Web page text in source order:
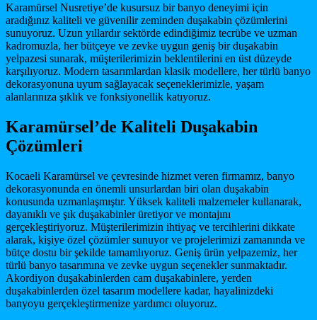
Karamürsel Nusretiye’de kusursuz bir banyo deneyimi için
aradığınız kaliteli ve güvenilir zeminden duşakabin çözümlerini
sunuyoruz. Uzun yıllardır sektörde edindiğimiz tecrübe ve uzman
kadromuzla, her bütçeye ve zevke uygun geniş bir duşakabin
yelpazesi sunarak, müşterilerimizin beklentilerini en üst düzeyde
karşılıyoruz. Modern tasarımlardan klasik modellere, her türlü banyo
dekorasyonuna uyum sağlayacak seçeneklerimizle, yaşam
alanlarınıza şıklık ve fonksiyonellik katıyoruz.
Karamürsel’de Kaliteli Duşakabin
Çözümleri
Kocaeli Karamürsel ve çevresinde hizmet veren firmamız, banyo
dekorasyonunda en önemli unsurlardan biri olan duşakabin
konusunda uzmanlaşmıştır. Yüksek kaliteli malzemeler kullanarak,
dayanıklı ve şık duşakabinler üretiyor ve montajını
gerçekleştiriyoruz. Müşterilerimizin ihtiyaç ve tercihlerini dikkate
alarak, kişiye özel çözümler sunuyor ve projelerimizi zamanında ve
bütçe dostu bir şekilde tamamlıyoruz. Geniş ürün yelpazemiz, her
türlü banyo tasarımına ve zevke uygun seçenekler sunmaktadır.
Akordiyon duşakabinlerden cam duşakabinlere, yerden
duşakabinlerden özel tasarım modellere kadar, hayalinizdeki
banyoyu gerçekleştirmenize yardımcı oluyoruz.